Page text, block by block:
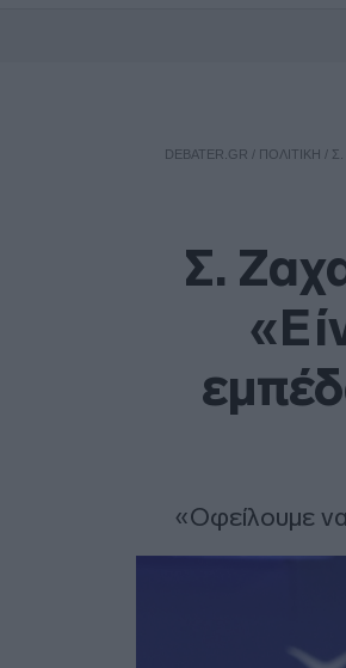
DEBATER.GR / ΠΟΛΙΤΙΚΗ /
Σ.
«Οφείλουμε